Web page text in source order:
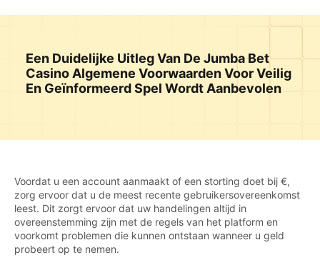
Een Duidelijke Uitleg Van De Jumba Bet
Casino Algemene Voorwaarden Voor Veilig
En Geïnformeerd Spel Wordt Aanbevolen
Voordat u een account aanmaakt of een storting doet bij €,
zorg ervoor dat u de meest recente gebruikersovereenkomst
leest. Dit zorgt ervoor dat uw handelingen altijd in
overeenstemming zijn met de regels van het platform en
voorkomt problemen die kunnen ontstaan wanneer u geld
probeert op te nemen.